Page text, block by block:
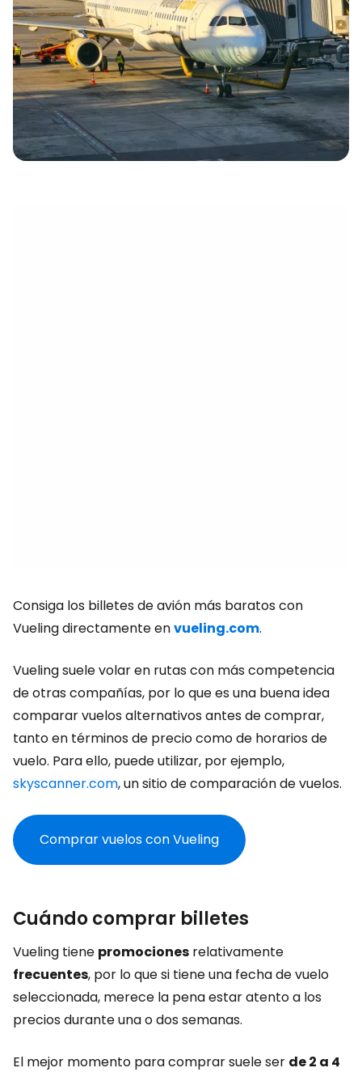
Consiga los billetes de avión más baratos con
Vueling directamente envueling.com.
Vueling suele volar en rutas con más competencia
de otras compañías, por lo que es una buena idea
comparar vuelos alternativos antes de comprar,
tanto en términos de precio como de horarios de
vuelo. Para ello, puede utilizar, por ejemplo,
skyscanner.com, un sitio de comparación de vuelos.
Comprar vuelos con Vueling
Cuándo comprar billetes
Vueling tiene promociones relativamente
frecuentes, por lo que si tiene una fecha de vuelo
seleccionada, merece la pena estar atento a los
precios durante una o dos semanas.
El mejor momento para comprar suele ser de 2 a 4